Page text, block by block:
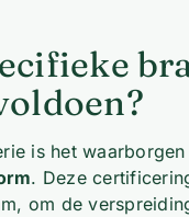
is het
. Deze
om de